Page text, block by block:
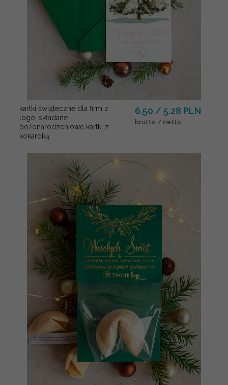
kartki świąteczne dla firm z
logo, składane
bożonarodzeniowe kartki z
kokardką
6.50 / 5.28 PLN
brutto / netto